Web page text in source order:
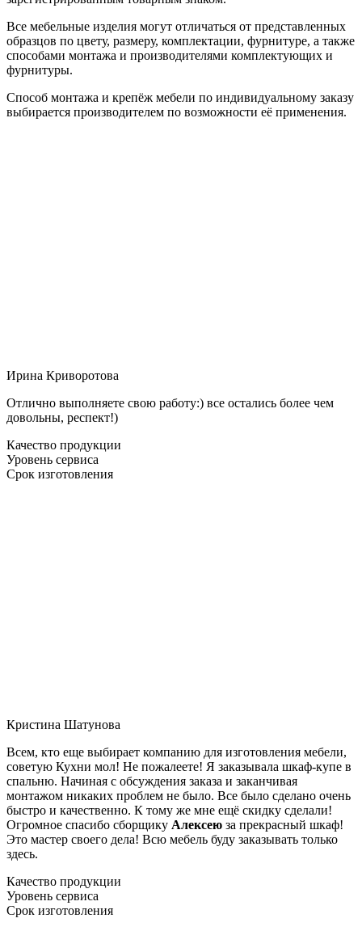
Все мебельные изделия могут отличаться от представленных
образцов по цвету, размеру, комплектации, фурнитуре, а также
способами монтажа и производителями комплектующих и
фурнитуры.
Способ монтажа и крепёж мебели по индивидуальному заказу
выбирается производителем по возможности её применения.
Ирина Криворотова
Отлично выполняете свою работу:) все остались более чем
довольны, респект!)
Качество продукции
Уровень сервиса
Срок изготовления
Кристина Шатунова
Всем, кто еще выбирает компанию для изготовления мебели,
советую Кухни мол! Не пожалеете! Я заказывала шкаф-купе в
спальню. Начиная с обсуждения заказа и заканчивая
монтажом никаких проблем не было. Все было сделано очень
быстро и качественно. К тому же мне ещё скидку сделали!
Огромное спасибо сборщику Алексею за прекрасный шкаф!
Это мастер своего дела! Всю мебель буду заказывать только
здесь.
Качество продукции
Уровень сервиса
Срок изготовления